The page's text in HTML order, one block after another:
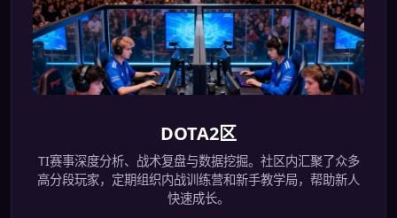
DOTA2区
TI赛事深度分析、战术复盘与数据挖掘。社区内汇聚了众多
高分段玩家，定期组织内战训练营和新手教学局，帮助新人
快速成长。